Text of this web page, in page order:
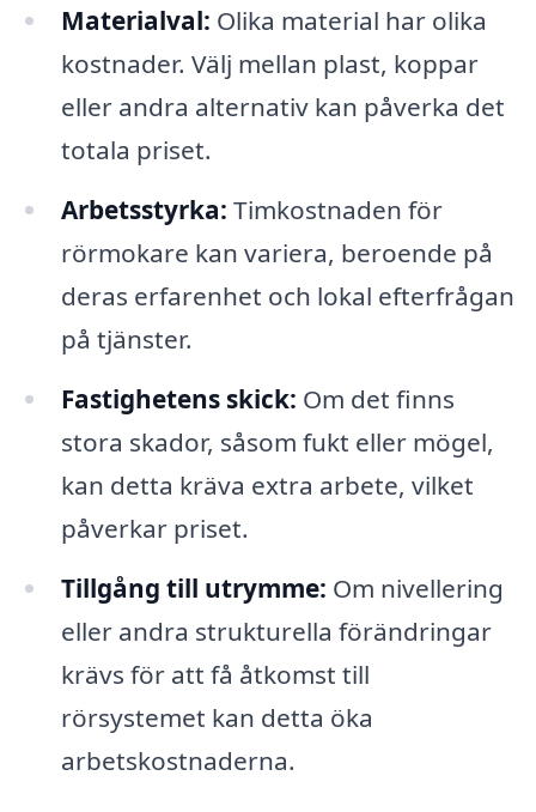
Materialval: Olika material har olika
kostnader. Välj mellan plast, koppar
eller andra alternativ kan påverka det
totala priset.
Arbetsstyrka: Timkostnaden för
rörmokare kan variera, beroende på
deras erfarenhet och lokal efterfrågan
på tjänster.
Fastighetens skick: Om det finns
stora skador, såsom fukt eller mögel,
kan detta kräva extra arbete, vilket
påverkar priset.
Tillgång till utrymme: Om nivellering
eller andra strukturella förändringar
krävs för att få åtkomst till
rörsystemet kan detta öka
arbetskostnaderna.